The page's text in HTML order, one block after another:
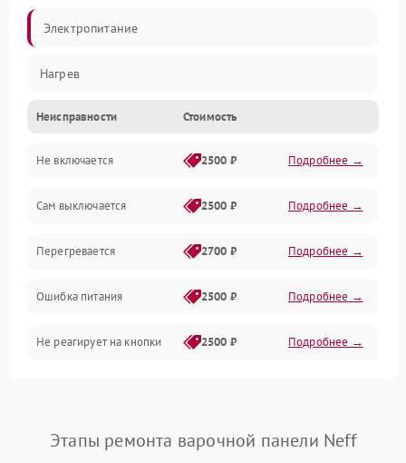
Электропитание
Нагрев
Неисправности Стоимость
Не включается 2500 ₽ Подробнее →
Сам выключается 2500 ₽ Подробнее →
Перегревается 2700 ₽ Подробнее →
Ошибка питания 2500 ₽ Подробнее →
Не реагирует на кнопки 2500 ₽ Подробнее →
Этапы ремонта варочной панели Neff